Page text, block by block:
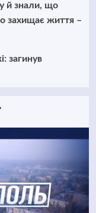
й знали, що
захищає життя –
загинув